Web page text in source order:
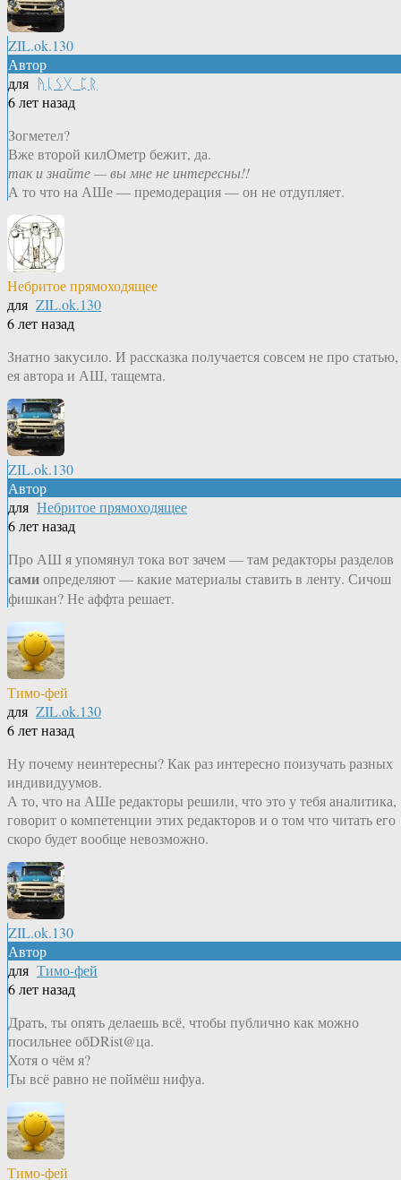
ZIL.ok.130
Автор
для ᚤᚳᛊᚷ_ᛈᚱ
6 лет назад
Зогметел?
Вже второй килОметр бежит, да.
так и знайте — вы мне не интересны!!
А то что на АШе — премодерация — он не отдупляет.
Небритое прямоходящее
для ZIL.ok.130
6 лет назад
Знатно закусило. И рассказка получается совсем не про статью,
ея автора и АШ, тащемта.
ZIL.ok.130
Автор
для Небритое прямоходящее
6 лет назад
Про АШ я упомянул тока вот зачем — там редакторы разделов
самиопределяют — какие материалы ставить в ленту. Сичош
фишкан? Не аффта решает.
Тимо-фей
для ZIL.ok.130
6 лет назад
Ну почему неинтересны? Как раз интересно поизучать разных
индивидуумов.
А то, что на АШе редакторы решили, что это у тебя аналитика,
говорит о компетенции этих редакторов и о том что читать его
скоро будет вообще невозможно.
ZIL.ok.130
Автор
для Тимо-фей
6 лет назад
Драть, ты опять делаешь всё, чтобы публично как можно
посильнее обDRist@ца.
Хотя о чём я?
Ты всё равно не поймёш нифуа.
Тимо-фей